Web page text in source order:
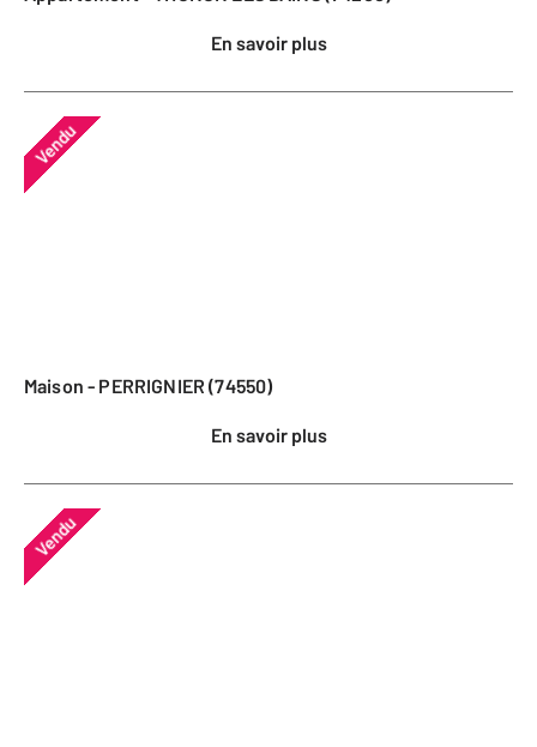
En savoir plus
Vendu
Maison - PERRIGNIER (74550)
En savoir plus
Vendu